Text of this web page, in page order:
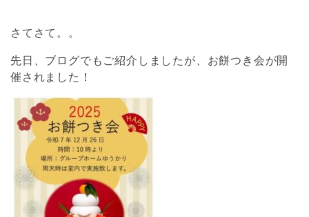
さてさて。。
先日、ブログでもご紹介しましたが、お餅つき会が開
催されました！